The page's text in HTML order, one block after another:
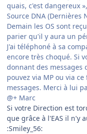
quais, c'est dangereux
Source DNA (Dernières
Demain les OS sont
parier qu'il y aura un
J'ai téléphoné à sa
encore très choqué. Si
donnant des messages
pouvez via MP ou via
messages. Merci à lui
@+ Marc
Si votre Direction est
que grâce à l'EAS il n'y
:Smiley_56: